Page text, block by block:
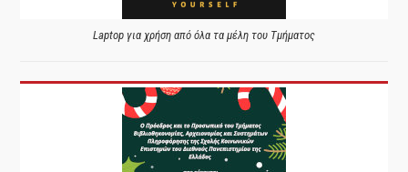
Laptop για χρήση από όλα τα μέλη του Τμήματος